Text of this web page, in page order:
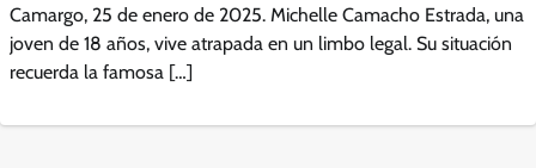
Camargo, 25 de enero de 2025. Michelle Camacho Estrada, una
joven de 18 años, vive atrapada en un limbo legal. Su situación
recuerda la famosa […]